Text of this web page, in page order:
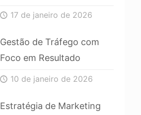
17 de janeiro de 2026
Gestão de Tráfego com
Foco em Resultado
10 de janeiro de 2026
Estratégia de Marketing